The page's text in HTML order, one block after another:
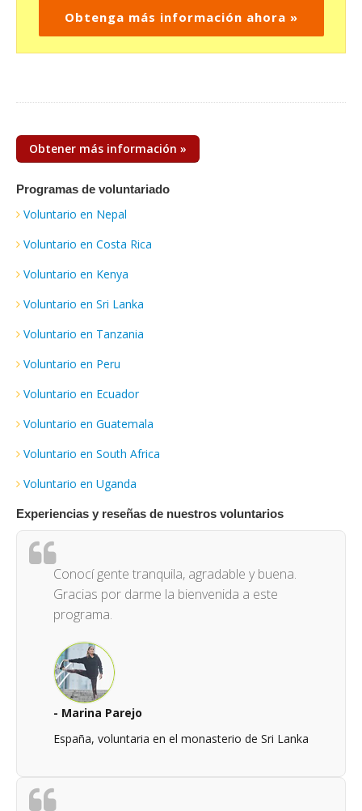
Obtenga más información ahora »
Obtener más información »
Programas de voluntariado
Voluntario en Nepal
Voluntario en Costa Rica
Voluntario en Kenya
Voluntario en Sri Lanka
Voluntario en Tanzania
Voluntario en Peru
Voluntario en Ecuador
Voluntario en Guatemala
Voluntario en South Africa
Voluntario en Uganda
Experiencias y reseñas de nuestros voluntarios
Conocí gente tranquila, agradable y buena.
Gracias por darme la bienvenida a este
programa.
- Marina Parejo
España, voluntaria en el monasterio de Sri Lanka